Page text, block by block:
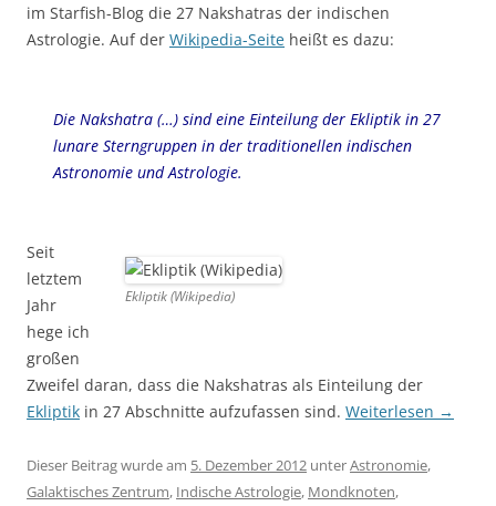
im Starfish-Blog die 27 Nakshatras der indischen
Astrologie. Auf der Wikipedia-Seite heißt es dazu:
Die Nakshatra (…) sind eine Einteilung der Ekliptik in 27
lunare Sterngruppen in der traditionellen indischen
Astronomie und Astrologie.
Ekliptik (Wikipedia)
Seit
letztem
Jahr
hege ich
großen
Zweifel daran, dass die Nakshatras als Einteilung der
Ekliptik in 27 Abschnitte aufzufassen sind. Weiterlesen →
Dieser Beitrag wurde am 5. Dezember 2012 unterAstronomie,
Galaktisches Zentrum, Indische Astrologie, Mondknoten,